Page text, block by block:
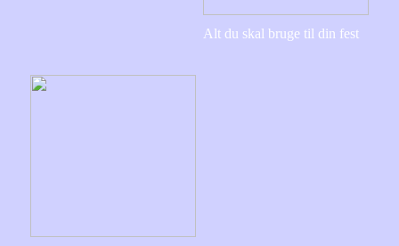
Alt du skal bruge til din fest